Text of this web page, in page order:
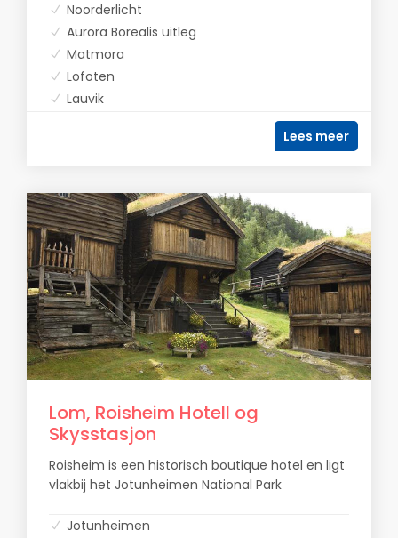
Noorderlicht
Aurora Borealis uitleg
Matmora
Lofoten
Lauvik
Lees meer
Lom, Roisheim Hotell og
Skysstasjon
Roisheim is een historisch boutique hotel en ligt
vlakbij het Jotunheimen National Park
Jotunheimen